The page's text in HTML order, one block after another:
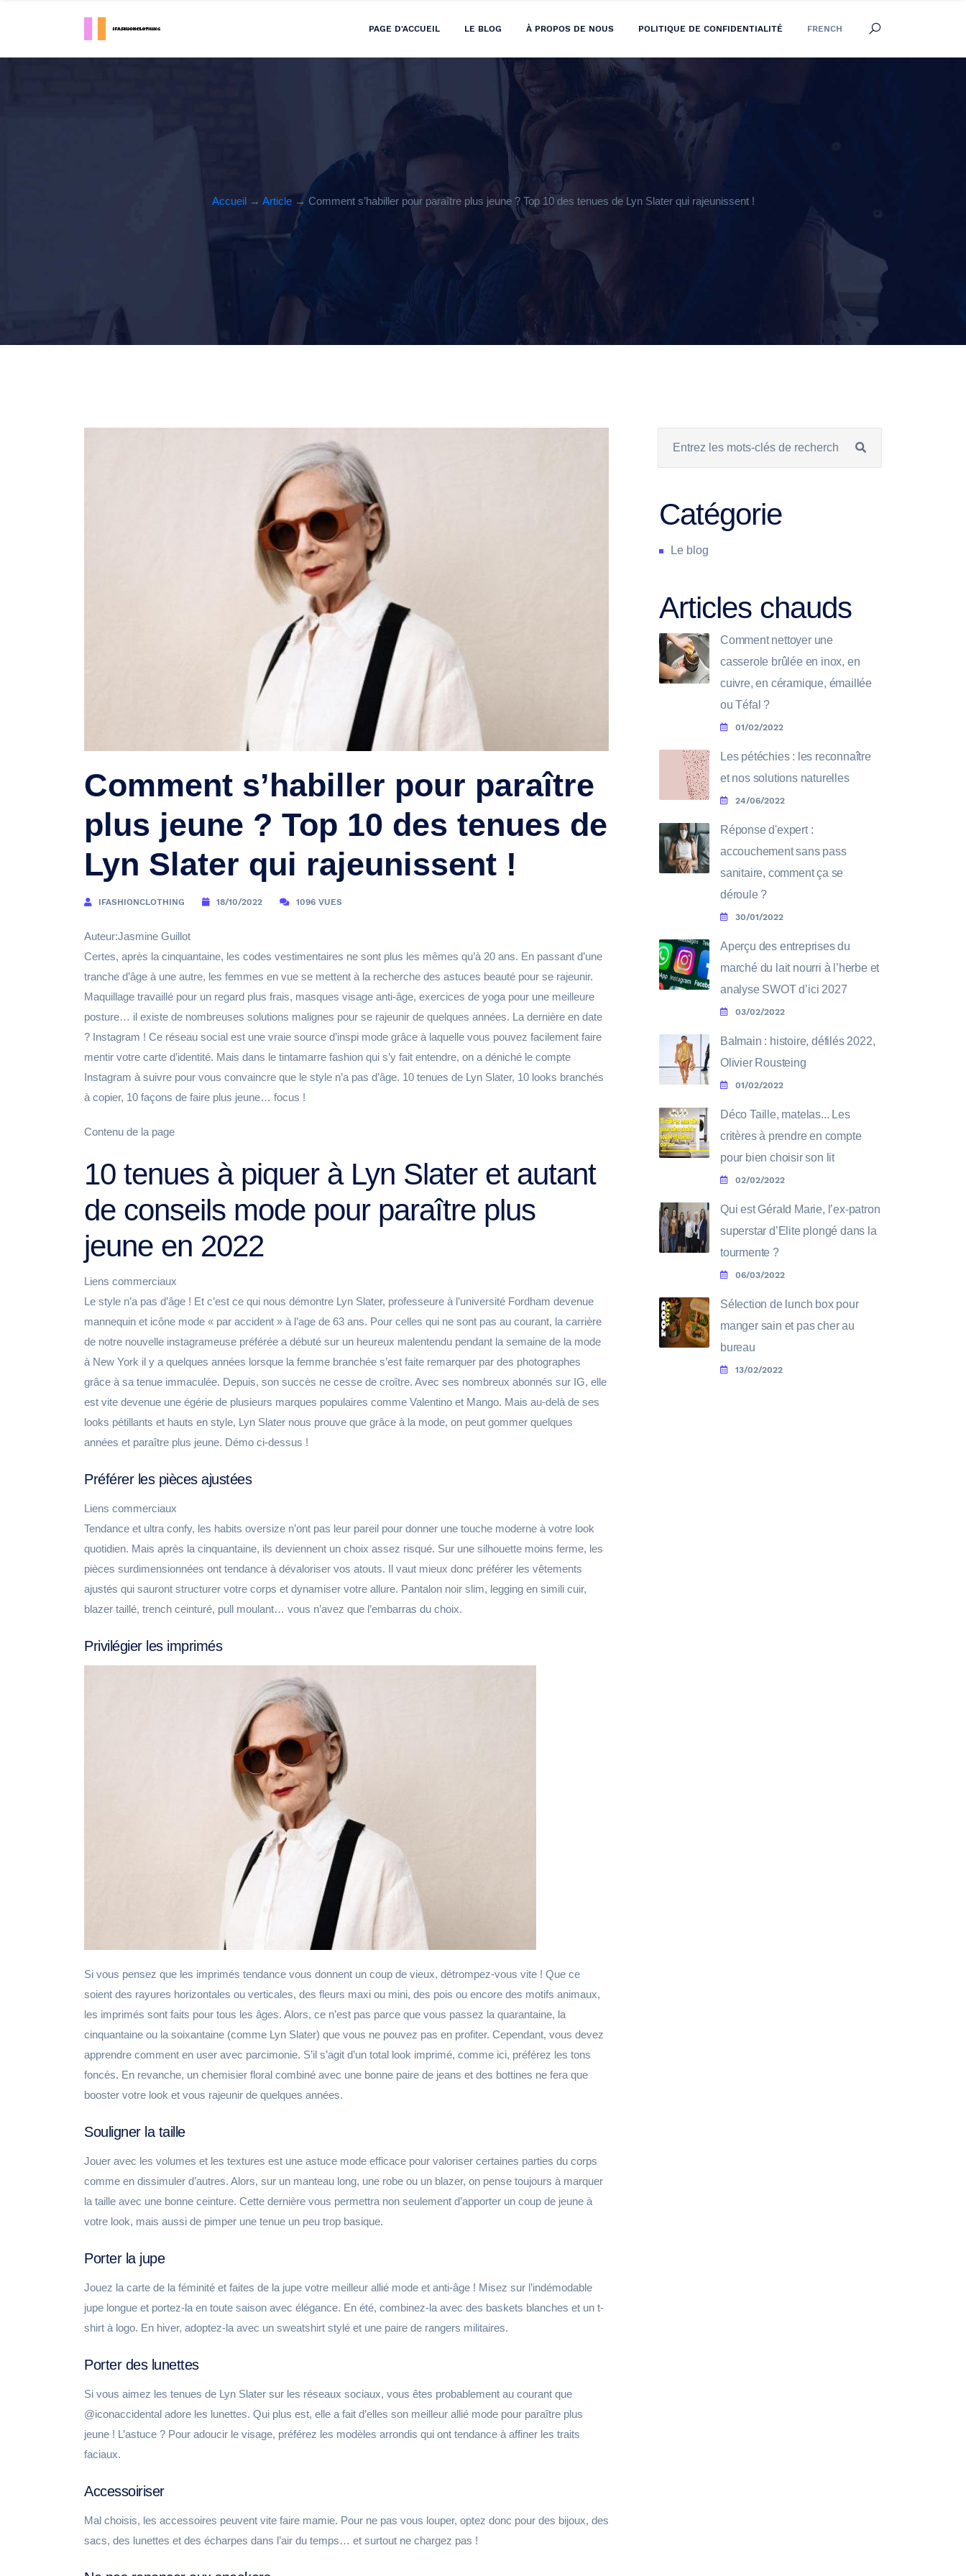
PAGE D'ACCUEIL LE BLOG À PROPOS DE NOUS POLITIQUE DE CONFIDENTIALITÉ FRENCH
Accueil→ Article→ Comment s’habiller pour paraître plus jeune ? Top 10 des tenues de Lyn Slater qui rajeunissent !
Comment s’habiller pour paraître
plus jeune ? Top 10 des tenues de
Lyn Slater qui rajeunissent !
IFASHIONCLOTHING 18/10/2022 1096 VUES
Auteur:Jasmine Guillot
Certes, après la cinquantaine, les codes vestimentaires ne sont plus les mêmes qu’à 20 ans. En passant d’une
tranche d’âge à une autre, les femmes en vue se mettent à la recherche des astuces beauté pour se rajeunir.
Maquillage travaillé pour un regard plus frais, masques visage anti-âge, exercices de yoga pour une meilleure
posture… il existe de nombreuses solutions malignes pour se rajeunir de quelques années. La dernière en date
? Instagram ! Ce réseau social est une vraie source d’inspi mode grâce à laquelle vous pouvez facilement faire
mentir votre carte d’identité. Mais dans le tintamarre fashion qui s’y fait entendre, on a déniché le compte
Instagram à suivre pour vous convaincre que le style n’a pas d’âge. 10 tenues de Lyn Slater, 10 looks branchés
à copier, 10 façons de faire plus jeune… focus !
Contenu de la page
10 tenues à piquer à Lyn Slater et autant
de conseils mode pour paraître plus
jeune en 2022
Liens commerciaux
Le style n’a pas d’âge ! Et c’est ce qui nous démontre Lyn Slater, professeure à l’université Fordham devenue
mannequin et icône mode « par accident » à l’age de 63 ans. Pour celles qui ne sont pas au courant, la carrière
de notre nouvelle instagrameuse préférée a débuté sur un heureux malentendu pendant la semaine de la mode
à New York il y a quelques années lorsque la femme branchée s’est faite remarquer par des photographes
grâce à sa tenue immaculée. Depuis, son succès ne cesse de croître. Avec ses nombreux abonnés sur IG, elle
est vite devenue une égérie de plusieurs marques populaires comme Valentino et Mango. Mais au-delà de ses
looks pétillants et hauts en style, Lyn Slater nous prouve que grâce à la mode, on peut gommer quelques
années et paraître plus jeune. Démo ci-dessus !
Préférer les pièces ajustées
Liens commerciaux
Tendance et ultra confy, les habits oversize n’ont pas leur pareil pour donner une touche moderne à votre look
quotidien. Mais après la cinquantaine, ils deviennent un choix assez risqué. Sur une silhouette moins ferme, les
pièces surdimensionnées ont tendance à dévaloriser vos atouts. Il vaut mieux donc préférer les vêtements
ajustés qui sauront structurer votre corps et dynamiser votre allure. Pantalon noir slim, legging en simili cuir,
blazer taillé, trench ceinturé, pull moulant… vous n’avez que l’embarras du choix.
Privilégier les imprimés
Si vous pensez que les imprimés tendance vous donnent un coup de vieux, détrompez-vous vite ! Que ce
soient des rayures horizontales ou verticales, des fleurs maxi ou mini, des pois ou encore des motifs animaux,
les imprimés sont faits pour tous les âges. Alors, ce n’est pas parce que vous passez la quarantaine, la
cinquantaine ou la soixantaine (comme Lyn Slater) que vous ne pouvez pas en profiter. Cependant, vous devez
apprendre comment en user avec parcimonie. S’il s’agit d’un total look imprimé, comme ici, préférez les tons
foncés. En revanche, un chemisier floral combiné avec une bonne paire de jeans et des bottines ne fera que
booster votre look et vous rajeunir de quelques années.
Souligner la taille
Jouer avec les volumes et les textures est une astuce mode efficace pour valoriser certaines parties du corps
comme en dissimuler d’autres. Alors, sur un manteau long, une robe ou un blazer, on pense toujours à marquer
la taille avec une bonne ceinture. Cette dernière vous permettra non seulement d’apporter un coup de jeune à
votre look, mais aussi de pimper une tenue un peu trop basique.
Porter la jupe
Jouez la carte de la féminité et faites de la jupe votre meilleur allié mode et anti-âge ! Misez sur l’indémodable
jupe longue et portez-la en toute saison avec élégance. En été, combinez-la avec des baskets blanches et un t-
shirt à logo. En hiver, adoptez-la avec un sweatshirt stylé et une paire de rangers militaires.
Porter des lunettes
Si vous aimez les tenues de Lyn Slater sur les réseaux sociaux, vous êtes probablement au courant que
@iconaccidental adore les lunettes. Qui plus est, elle a fait d’elles son meilleur allié mode pour paraître plus
jeune ! L’astuce ? Pour adoucir le visage, préférez les modèles arrondis qui ont tendance à affiner les traits
faciaux.
Accessoiriser
Mal choisis, les accessoires peuvent vite faire mamie. Pour ne pas vous louper, optez donc pour des bijoux, des
sacs, des lunettes et des écharpes dans l’air du temps… et surtout ne chargez pas !
Catégorie
Le blog
Articles chauds
Comment nettoyer une
casserole brûlée en inox, en
cuivre, en céramique, émaillée
ou Téfal ?
01/02/2022
Les pétéchies : les reconnaître
et nos solutions naturelles
24/06/2022
Réponse d'expert :
accouchement sans pass
sanitaire, comment ça se
déroule ?
30/01/2022
Aperçu des entreprises du
marché du lait nourri à l’herbe et
analyse SWOT d’ici 2027
03/02/2022
Balmain : histoire, défilés 2022,
Olivier Rousteing
01/02/2022
Déco Taille, matelas... Les
critères à prendre en compte
pour bien choisir son lit
02/02/2022
Qui est Gérald Marie, l’ex-patron
superstar d’Elite plongé dans la
tourmente ?
06/03/2022
Sélection de lunch box pour
manger sain et pas cher au
bureau
13/02/2022